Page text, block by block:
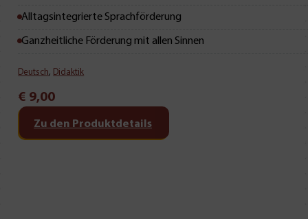
Alltagsintegrierte Sprachförderung
Ganzheitliche Förderung mit allen Sinnen
Deutsch, Didaktik
€ 9,00
Zu den Produktdetails